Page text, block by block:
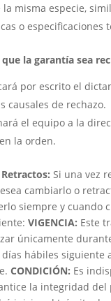
misma especie,
o especificaciones
que la garantía sea
por escrito el
causales de rechazo.
el equipo a la
la orden.
Si una vez
cambiarlo o
siempre y cuando
VIGENCIA: Este
únicamente
hábiles siguiente
CONDICIÓN: Es
la integridad del